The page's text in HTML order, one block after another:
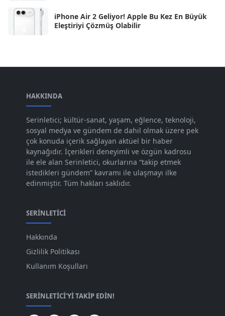
[59]
Ara 2023 [101]
Kas 2023
Eki 2023 [73]
Eyl 2023 [73]
Ağu 2023 [74]
Tem 2023 [76]
Haz 2023
May 2023
Nis 2023
Mar 2023
Oca 2023 [87]
iPhone Air 2 Geliyor! Apple Bu Kez En Büyük
Eleştiriyi Çözmüş Olabilir
HAKKINDA
Serinletici; kültür-sanat, yaşam, eğlence, teknoloji,
sosyal medya ve gündem de dahil olmak üzere pek
çok konuda içerik sağlayan aktüel bir haber
kaynağıdır. İçerikleri deneyimli ve özgün kadrosu
ile ele alan Serinletici, okurlarına “takip etmek
istedikleri gündem” kavramı ile ulaşmayı ilke
edinmiştir. Tüm hakları saklıdır.
SERINLETICI
Hakkında
Gizlilik Politikası
Kullanım Koşulları
SERINLETICI'YI TAKIP EDIN!